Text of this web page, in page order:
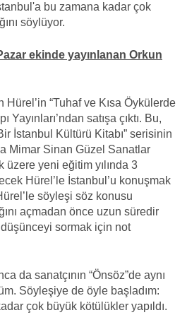
bu zamana kadar çok
söylüyor.
ekinde yayınlanan Orkun
Hürel’in “Tuhaf ve Kısa Öykülerde
Yayınları’ndan satışa çıktı. Bu,
İstanbul Kültürü Kitabı” serisinin
Mimar Sinan Güzel Sanatlar
yeni eğitim yılında 3
Hürel’le İstanbul’u konuşmak
söyleşi söz konusu
açmadan önce uzun süredir
sormak için not
da sanatçının “Önsöz”de aynı
Söyleşiye de öyle başladım:
çok büyük kötülükler yapıldı.